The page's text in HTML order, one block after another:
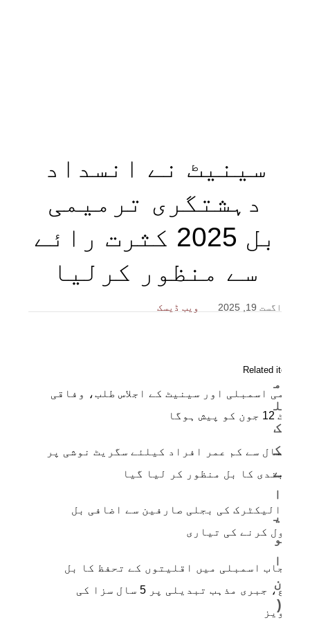
سینیٹ نے انسداد
دہشتگری ترمیمی
بل 2025 کثرت رائے
سے منظور کرلیا
اگست 19, 2025 ویب ڈیسک
م
ل
ک
ک
ے
ا
ی
و
ا
ن
(
Related items
قومی اسمبلی اور سینیٹ کے اجلاس طلب، وفاقی
بجٹ 12 جون کو پیش ہوگا
18 سال سے کم عمر افراد کیلئے سگریٹ نوشی پر
پابندی کا بل منظور کر لیا گیا
کے الیکٹرک کی بجلی صارفین سے اضافی بل
وصول کرنے کی تیاری
پنجاب اسمبلی میں اقلیتوں کے تحفظ کا بل
جمع، جبری مذہب تبدیلی پر 5 سال سزا کی
تجویز